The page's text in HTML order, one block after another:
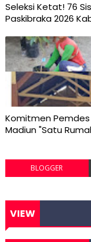
Seleksi Ketat! 76
Paskibraka 2026
Komitmen
Madiun "Satu
BLOGGER
VIEW